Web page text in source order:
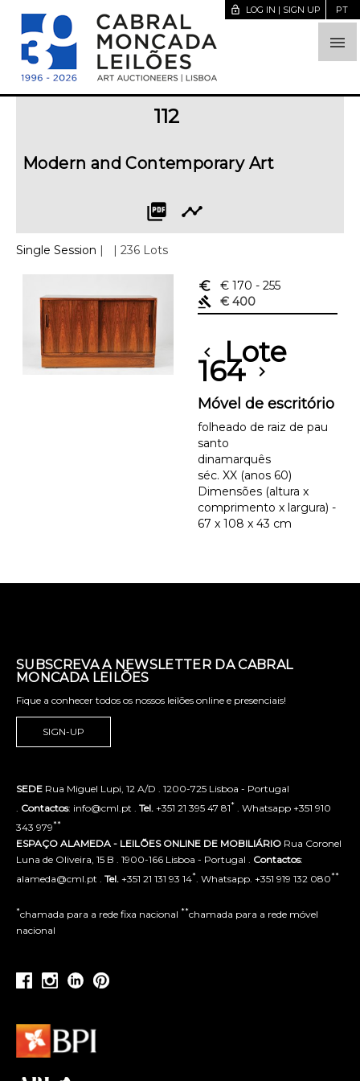

lock_open LOG IN | SIGN UP PT
112
Modern and Contemporary Art
picture_as_pdf timeline
Single Session | | 236 Lots
euro_symbol € 170 - 255
gavel
€ 400
chevron_left Lote
164 chevron_right
Móvel de escritório
folheado de raiz de pau
santo
dinamarquês
séc. XX (anos 60)
Dimensões (altura x
comprimento x largura) -
67 x 108 x 43 cm
SUBSCREVA A NEWSLETTER DA CABRAL
MONCADA LEILÕES
Fique a conhecer todos os nossos leilões online e presenciais!
SIGN-UP
SEDE Rua Miguel Lupi, 12 A/D . 1200-725 Lisboa - Portugal
Contactos: info@cml.pt . Tel. +351 21 395 47 81* . Whatsapp +351 910
343 979**
ESPAÇO ALAMEDA - LEILÕES ONLINE DE MOBILIÁRIO Rua Coronel
Luna de Oliveira, 15 B . 1900-166 Lisboa - Portugal . Contactos:
alameda@cml.pt . Tel. +351 21 131 93 14* . Whatsapp. +351 919 132 080**
*chamada para a rede fixa nacional **chamada para a rede móvel
nacional